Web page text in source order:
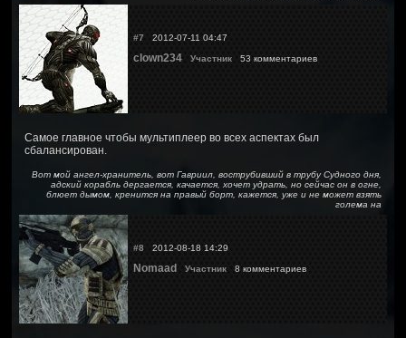
#7 2012-07-11 04:47
clown234 Участник 53 комментариев
Самое главное чтобы мультиплеер во всех аспектах был
сбалансирован.
Вот мой ангел-хранитель, вот Гавриил, вострубивший в трубу Судного дня,
адский корабль дергается, качается, хочет удрать, но сейчас он в огне,
блюет дымом, кренится на правый борт, кажется, уже и не может взять
голема на
#8 2012-08-18 14:29
Nomaad Участник 8 комментариев